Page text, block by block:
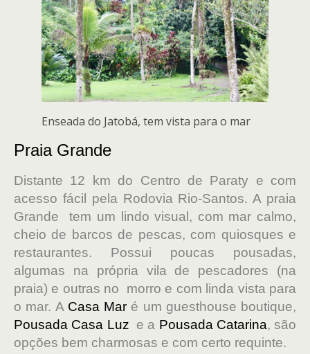
Enseada do Jatobá, tem vista para o mar
Praia Grande
Distante 12 km do Centro de Paraty e com
acesso fácil pela Rodovia Rio-Santos. A praia
Grande tem um lindo visual, com mar calmo,
cheio de barcos de pescas, com quiosques e
restaurantes. Possui poucas pousadas,
algumas na própria vila de pescadores (na
praia) e outras no morro e com linda vista para
o mar. A Casa Mar é um guesthouse boutique,
Pousada Casa Luz e a Pousada Catarina, são
opções bem charmosas e com certo requinte.